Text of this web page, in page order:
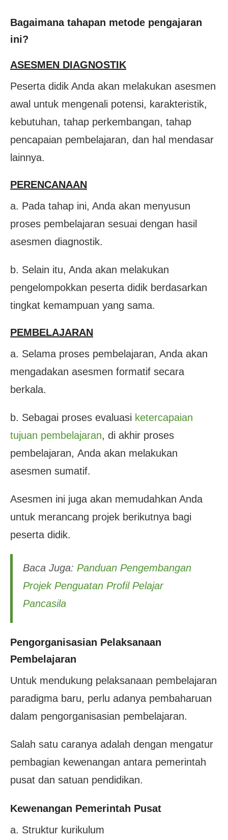
Bagaimana tahapan metode pengajaran
ini?
ASESMEN DIAGNOSTIK
Peserta didik Anda akan melakukan asesmen
awal untuk mengenali potensi, karakteristik,
kebutuhan, tahap perkembangan, tahap
pencapaian pembelajaran, dan hal mendasar
lainnya.
PERENCANAAN
a. Pada tahap ini, Anda akan menyusun
proses pembelajaran sesuai dengan hasil
asesmen diagnostik.
b. Selain itu, Anda akan melakukan
pengelompokkan peserta didik berdasarkan
tingkat kemampuan yang sama.
PEMBELAJARAN
a. Selama proses pembelajaran, Anda akan
mengadakan asesmen formatif secara
berkala.
b. Sebagai proses evaluasi ketercapaian
tujuan pembelajaran, di akhir proses
pembelajaran, Anda akan melakukan
asesmen sumatif.
Asesmen ini juga akan memudahkan Anda
untuk merancang projek berikutnya bagi
peserta didik.
Baca Juga: Panduan Pengembangan
Projek Penguatan Profil Pelajar
Pancasila
Pengorganisasian Pelaksanaan
Pembelajaran
Untuk mendukung pelaksanaan pembelajaran
paradigma baru, perlu adanya pembaharuan
dalam pengorganisasian pembelajaran.
Salah satu caranya adalah dengan mengatur
pembagian kewenangan antara pemerintah
pusat dan satuan pendidikan.
Kewenangan Pemerintah Pusat
a. Struktur kurikulum